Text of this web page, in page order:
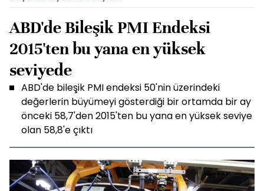
ABD'de Bileşik PMI Endeksi
2015'ten bu yana en yüksek
seviyede
ABD'de bileşik PMI endeksi 50'nin üzerindeki
değerlerin büyümeyi gösterdiği bir ortamda bir ay
önceki 58,7'den 2015'ten bu yana en yüksek seviye
olan 58,8'e çıktı